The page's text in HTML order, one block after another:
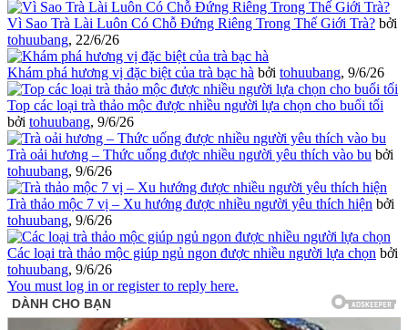
Vì Sao Trà Lài Luôn Có Chỗ Đứng Riêng Trong Thế Giới Trà? bởi
tohuubang, 22/6/26
Khám phá hương vị đặc biệt của trà bạc hà bởi tohuubang, 9/6/26
Top các loại trà thảo mộc được nhiều người lựa chọn cho buổi tối
bởi tohuubang, 9/6/26
Trà oải hương – Thức uống được nhiều người yêu thích vào bu bởi
tohuubang, 9/6/26
Trà thảo mộc 7 vị – Xu hướng được nhiều người yêu thích hiện bởi
tohuubang, 9/6/26
Các loại trà thảo mộc giúp ngủ ngon được nhiều người lựa chọn bởi
tohuubang, 9/6/26
You must log in or register to reply here.